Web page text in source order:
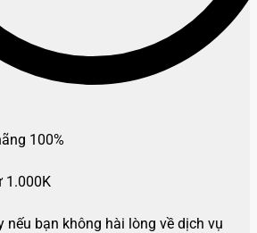
100%
1.000K
nếu bạn không hài lòng về dịch vụ